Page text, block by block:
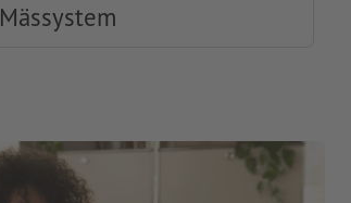
Mässystem